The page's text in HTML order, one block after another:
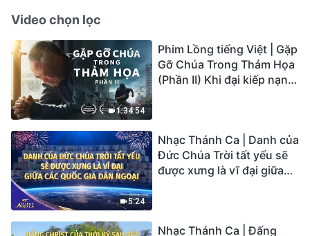
Video chọn lọc
1:34:54
Phim Lồng tiếng Việt | Gặp
Gỡ Chúa Trong Thảm Họa
(Phần II) Khi đại kiếp nạn
5:24
Nhạc Thánh Ca | Danh của
Đức Chúa Trời tất yếu sẽ
được xưng là vĩ đại giữa
Nhạc Thánh Ca | Đấng